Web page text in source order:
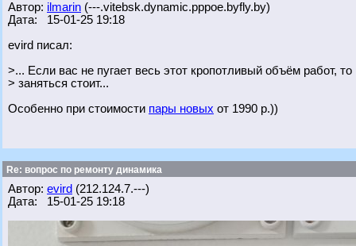
Автор: ilmarin (---.vitebsk.dynamic.pppoe.byfly.by)
Дата: 15-01-25 19:18
evird писал:
>... Если вас не пугает весь этот кропотливый объём работ, то
> заняться стоит...
Особенно при стоимости пары новых от 1990 р.))
Re: вопрос по ремонту динамика
Автор: evird (212.124.7.---)
Дата: 15-01-25 19:18